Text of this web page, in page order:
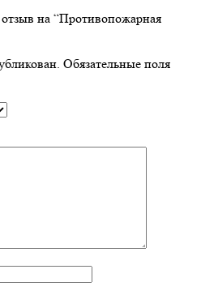
на “Противопожарная
Обязательные поля